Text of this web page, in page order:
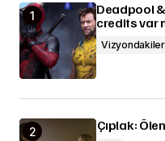
Deadpool
credits var
Vizyondakiler
Çıplak: